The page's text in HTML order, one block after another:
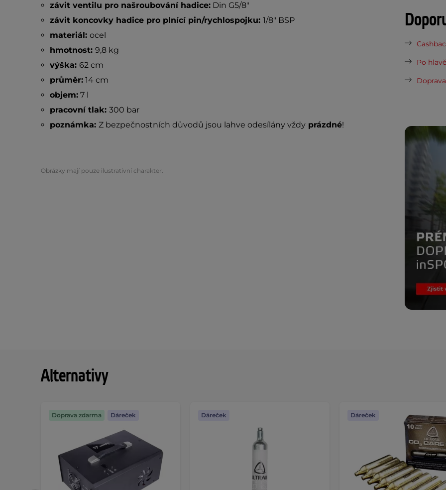
závit ventilu pro našroubování hadice:Din G5/8"
závit koncovky hadice pro plnící pin/rychlospojku: 1/8" BSP
materiál: ocel
hmotnost: 9,8 kg
výška: 62 cm
průměr:14 cm
objem:7 l
pracovní tlak: 300 bar
poznámka: Z bezpečnostních důvodů jsou lahve odesílány vždyprázdné!
Obrázky mají pouze ilustrativní charakter.
Po
Alternativy
Doprava zdarma Dáreček Dáreček Dáreček